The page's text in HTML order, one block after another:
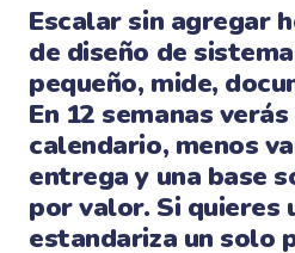
Escalar sin agregar
de diseño de
pequeño, mide,
En 12 semanas
calendario, menos
entrega y una base
por valor. Si quieres
estandariza un solo